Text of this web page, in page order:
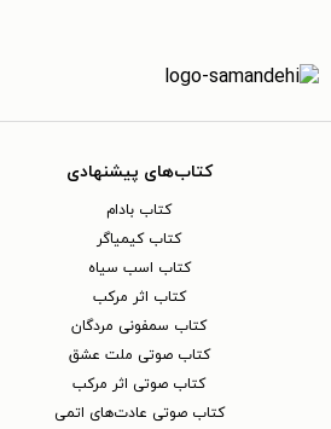
کتاب‌های پیشنهادی
کتاب بادام
کتاب کیمیاگر
کتاب اسب سیاه
کتاب اثر مرکب
کتاب سمفونی مردگان
کتاب صوتی ملت عشق
کتاب صوتی اثر مرکب
کتاب صوتی عادت‌های اتمی